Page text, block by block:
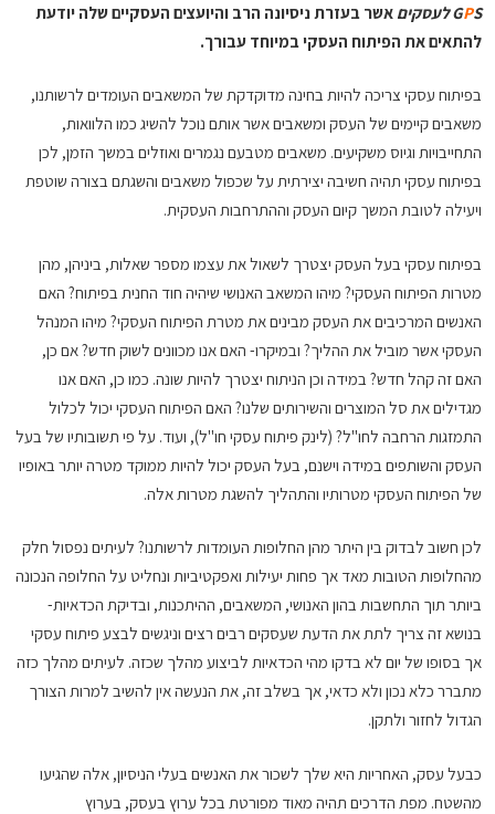
GPS לעסקים
אשר בעזרת ניסיונה הרב והיועצים העסקיים שלה יודעת
להתאים את הפיתוח העסקי במיוחד עבורך.
בפיתוח עסקי צריכה להיות בחינה מדוקדקת של המשאבים העומדים לרשותנו,
משאבים קיימים של העסק ומשאבים אשר אותם נוכל להשיג כמו הלוואות,
התחייבויות וגיוס משקיעים. משאבים מטבעם נגמרים ואוזלים במשך הזמן, לכן
בפיתוח עסקי תהיה חשיבה יצירתית על שכפול משאבים והשגתם בצורה שוטפת
ויעילה לטובת המשך קיום העסק וההתרחבות העסקית.
בפיתוח עסקי בעל העסק יצטרך לשאול את עצמו מספר שאלות, ביניהן, מהן
מטרות הפיתוח העסקי? מיהו המשאב האנושי שיהיה חוד החנית בפיתוח? האם
האנשים המרכיבים את העסק מבינים את מטרת הפיתוח העסקי? מיהו המנהל
העסקי אשר מוביל את ההליך? ובמיקרו- האם אנו מכוונים לשוק חדש? אם כן,
האם זה קהל חדש? במידה וכן הניתוח יצטרך להיות שונה. כמו כן, האם אנו
מגדילים את סל המוצרים והשירותים שלנו? האם הפיתוח העסקי יכול לכלול
התמזגות הרחבה לחו"ל? (לינק פיתוח עסקי חו"ל), ועוד. על פי תשובותיו של בעל
העסק והשותפים במידה וישנם, בעל העסק יכול להיות ממוקד מטרה יותר באופיו
של הפיתוח העסקי מטרותיו והתהליך להשגת מטרות אלה.
לכן חשוב לבדוק בין היתר מהן החלופות העומדות לרשותנו? לעיתים נפסול חלק
מהחלופות הטובות מאד אך פחות יעילות ואפקטיביות ונחליט על החלופה הנכונה
ביותר תוך התחשבות בהון האנושי, המשאבים, ההיתכנות, ובדיקת הכדאיות-
בנושא זה צריך לתת את הדעת שעסקים רבים רצים וניגשים לבצע פיתוח עסקי
אך בסופו של יום לא בדקו מהי הכדאיות לביצוע מהלך שכזה. לעיתים מהלך כזה
מתברר כלא נכון ולא כדאי, אך בשלב זה, את הנעשה אין להשיב למרות הצורך
הגדול לחזור ולתקן.
כבעל עסק, האחריות היא שלך לשכור את האנשים בעלי הניסיון, אלה שהגיעו
מהשטח. מפת הדרכים תהיה מאוד מפורטת בכל ערוץ בעסק, בערוץ